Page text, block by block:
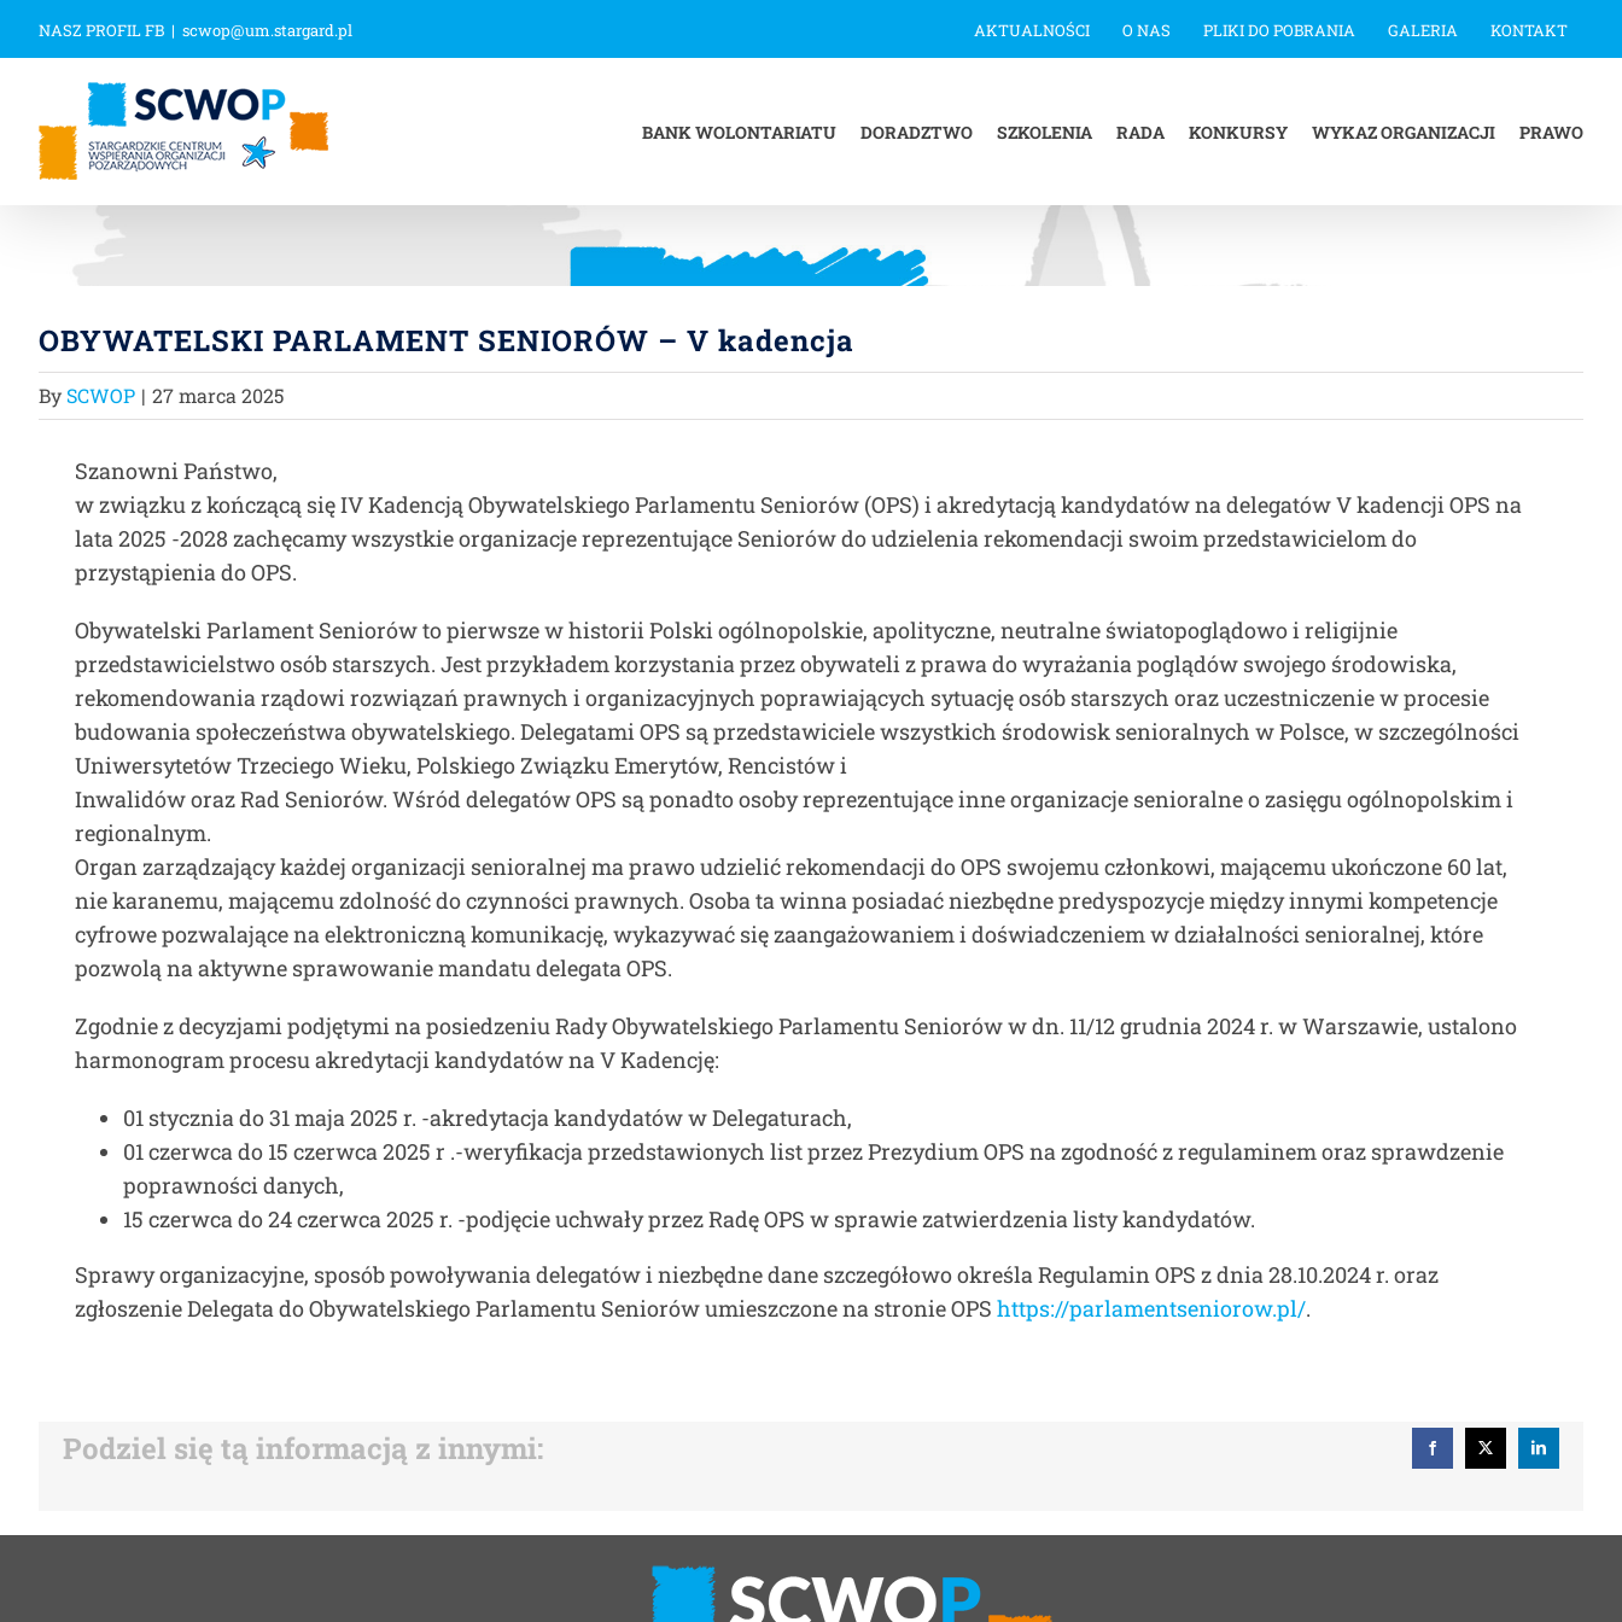
zawartości
NASZ PROFIL FB | scwop@um.stargard.pl AKTUALNOŚCI O NAS PLIKI DO POBRANIA GALERIA KONTAKT
BANK WOLONTARIATU DORADZTWO SZKOLENIA RADA KONKURSY WYKAZ ORGANIZACJI PRAWO
OBYWATELSKI PARLAMENT SENIORÓW – V kadencja
BySCWOP | 27 marca 2025
Szanowni Państwo,
w związku z kończącą się IV Kadencją Obywatelskiego Parlamentu Seniorów (OPS) i akredytacją kandydatów na delegatów V kadencji OPS na
lata 2025 -2028 zachęcamy wszystkie organizacje reprezentujące Seniorów do udzielenia rekomendacji swoim przedstawicielom do
przystąpienia do OPS.
Obywatelski Parlament Seniorów to pierwsze w historii Polski ogólnopolskie, apolityczne, neutralne światopoglądowo i religijnie
przedstawicielstwo osób starszych. Jest przykładem korzystania przez obywateli z prawa do wyrażania poglądów swojego środowiska,
rekomendowania rządowi rozwiązań prawnych i organizacyjnych poprawiających sytuację osób starszych oraz uczestniczenie w procesie
budowania społeczeństwa obywatelskiego. Delegatami OPS są przedstawiciele wszystkich środowisk senioralnych w Polsce, w szczególności
Uniwersytetów Trzeciego Wieku, Polskiego Związku Emerytów, Rencistów i
Inwalidów oraz Rad Seniorów. Wśród delegatów OPS są ponadto osoby reprezentujące inne organizacje senioralne o zasięgu ogólnopolskim i
regionalnym.
Organ zarządzający każdej organizacji senioralnej ma prawo udzielić rekomendacji do OPS swojemu członkowi, mającemu ukończone 60 lat,
nie karanemu, mającemu zdolność do czynności prawnych. Osoba ta winna posiadać niezbędne predyspozycje między innymi kompetencje
cyfrowe pozwalające na elektroniczną komunikację, wykazywać się zaangażowaniem i doświadczeniem w działalności senioralnej, które
pozwolą na aktywne sprawowanie mandatu delegata OPS.
Zgodnie z decyzjami podjętymi na posiedzeniu Rady Obywatelskiego Parlamentu Seniorów w dn. 11/12 grudnia 2024 r. w Warszawie, ustalono
harmonogram procesu akredytacji kandydatów na V Kadencję:
01 stycznia do 31 maja 2025 r. -akredytacja kandydatów w Delegaturach,
01 czerwca do 15 czerwca 2025 r .-weryfikacja przedstawionych list przez Prezydium OPS na zgodność z regulaminem oraz sprawdzenie
poprawności danych,
15 czerwca do 24 czerwca 2025 r. -podjęcie uchwały przez Radę OPS w sprawie zatwierdzenia listy kandydatów.
Sprawy organizacyjne, sposób powoływania delegatów i niezbędne dane szczegółowo określa Regulamin OPS z dnia 28.10.2024 r. oraz
zgłoszenie Delegata do Obywatelskiego Parlamentu Seniorów umieszczone na stronie OPS https://parlamentseniorow.pl/.
Podziel się tą informacją z innymi: FacebookX LinkedIn